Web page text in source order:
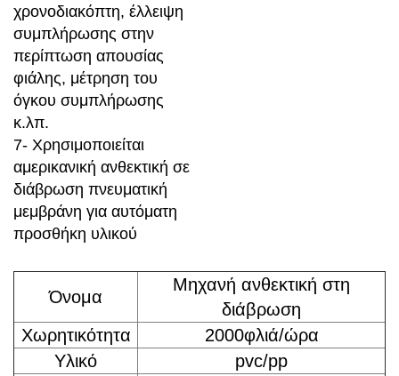
χρονοδιακόπτη, έλλειψη
συμπλήρωσης στην
περίπτωση απουσίας
φιάλης, μέτρηση του
όγκου συμπλήρωσης
κ.λπ.
7- Χρησιμοποιείται
αμερικανική ανθεκτική σε
διάβρωση πνευματική
μεμβράνη για αυτόματη
προσθήκη υλικού
Όνομα
Μηχανή ανθεκτική στη
διάβρωση
Χωρητικότητα
2000φλιά/ώρα
Υλικό
pvc/pp